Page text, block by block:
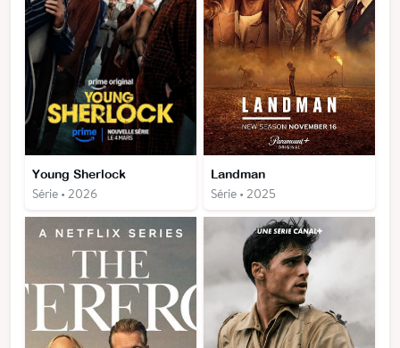
Young Sherlock
Série • 2026
Landman
Série • 2025